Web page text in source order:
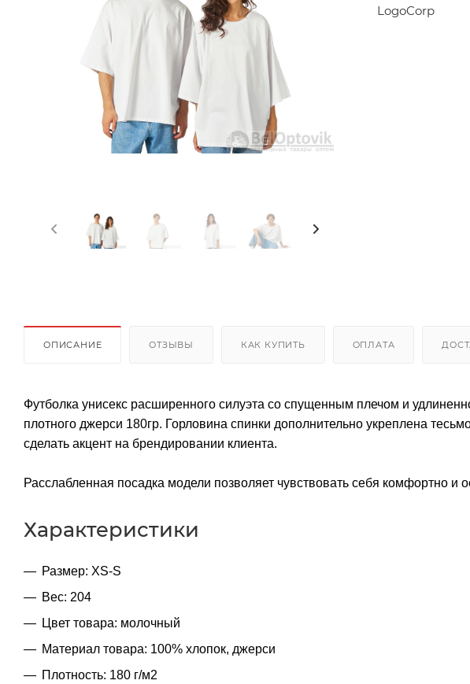
LogoCorp
ОПИСАНИЕ ОТЗЫВЫ КАК КУПИТЬ ОПЛАТА
Футболка унисекс расширенного силуэта со спущенным плечом и
плотного джерси 180гр. Горловина спинки дополнительно укреплена
сделать акцент на брендировании клиента.
Расслабленная посадка модели позволяет чувствовать себя комфортно и
Характеристики
Размер: XS-S
Вес: 204
Цвет товара: молочный
Материал товара: 100% хлопок, джерси
Плотность: 180 г/м2